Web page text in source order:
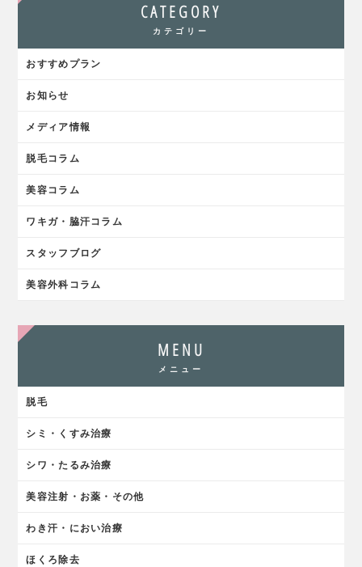
CATEGORY
カテゴリー
おすすめプラン
お知らせ
メディア情報
脱毛コラム
美容コラム
ワキガ・脇汗コラム
スタッフブログ
美容外科コラム
MENU
メニュー
脱毛
シミ・くすみ治療
シワ・たるみ治療
美容注射・お薬・その他
わき汗・におい治療
ほくろ除去